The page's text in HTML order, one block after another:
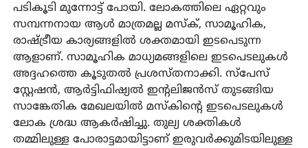
പടികൂടി മുന്നോട്ട് പോയി. ലോകത്തിലെ ഏറ്റവും
സമ്പന്നനായ ആള്‍ മാത്രമല്ല മസ്‌ക്, സാമൂഹിക,
രാഷ്ട്രീയ കാര്യങ്ങളില്‍ ശക്തമായി ഇടപെടുന്ന
ആളാണ്. സാമൂഹിക മാധ്യമങ്ങളിലെ ഇടപെടലുകള്‍
അദ്ദഹത്തെ കൂടുതല്‍ പ്രശസ്തനാക്കി. സ്‌പേസ്
സ്റ്റേഷന്‍, ആര്‍ട്ടിഫിഷ്യല്‍ ഇന്റലിജന്‍സ് തുടങ്ങിയ
സാങ്കേതിക മേഖലയില്‍ മസ്‌കിന്റെ ഇടപെടലുകള്‍
ലോക ശ്രദ്ധ ആകര്‍ഷിച്ചു. തുല്യ ശക്തികള്‍
തമ്മിലുള്ള പോരാട്ടമായിട്ടാണ് ഇരുവര്‍ക്കുമിടയിലുള്ള